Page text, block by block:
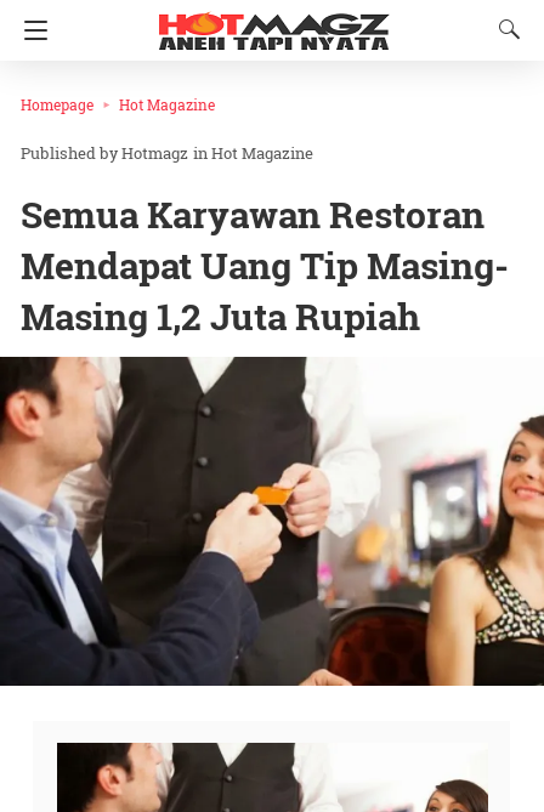
Homepage Hot Magazine
Hotmagz inHot Magazine
Semua Karyawan Restoran
Mendapat Uang Tip Masing-
Masing 1,2 Juta Rupiah